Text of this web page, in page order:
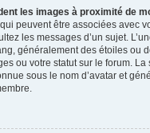
les images à proximité de
qui peuvent être associées avec
les messages d’un sujet.
généralement des étoiles ou
ou votre statut sur le forum.
sous le nom d’avatar et